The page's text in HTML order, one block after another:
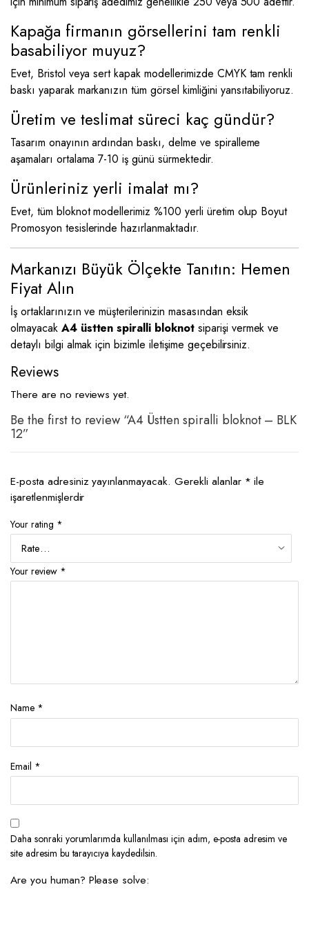
Kapağa firmanın görsellerini tam renkli
basabiliyor muyuz?
Evet, Bristol veya sert kapak modellerimizde CMYK tam renkli
baskı yaparak markanızın tüm görsel kimliğini yansıtabiliyoruz.
Üretim ve teslimat süreci kaç gündür?
Tasarım onayının ardından baskı, delme ve spiralleme
aşamaları ortalama 7-10 iş günü sürmektedir.
Ürünleriniz yerli imalat mı?
Evet, tüm bloknot modellerimiz %100 yerli üretim olup Boyut
Promosyon tesislerinde hazırlanmaktadır.
Markanızı Büyük Ölçekte Tanıtın: Hemen
Fiyat Alın
İş ortaklarınızın ve müşterilerinizin masasından eksik
olmayacak A4 üstten spiralli bloknotsiparişi vermek ve
detaylı bilgi almak için bizimle iletişime geçebilirsiniz.
Reviews
There are no reviews yet.
Be the first to review “A4 Üstten spiralli bloknot – BLK
12”
E-posta adresiniz yayınlanmayacak. Gerekli alanlar * ile
işaretlenmişlerdir
Your rating *
Your review *
Name *
Email *
Daha sonraki yorumlarımda kullanılması için adım, e-posta adresim ve
site adresim bu tarayıcıya kaydedilsin.
Are you human? Please solve: